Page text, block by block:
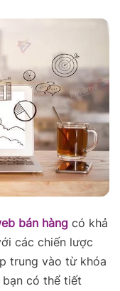
bán hàng có khả
các chiến lược
trung vào từ khóa
có thể tiết